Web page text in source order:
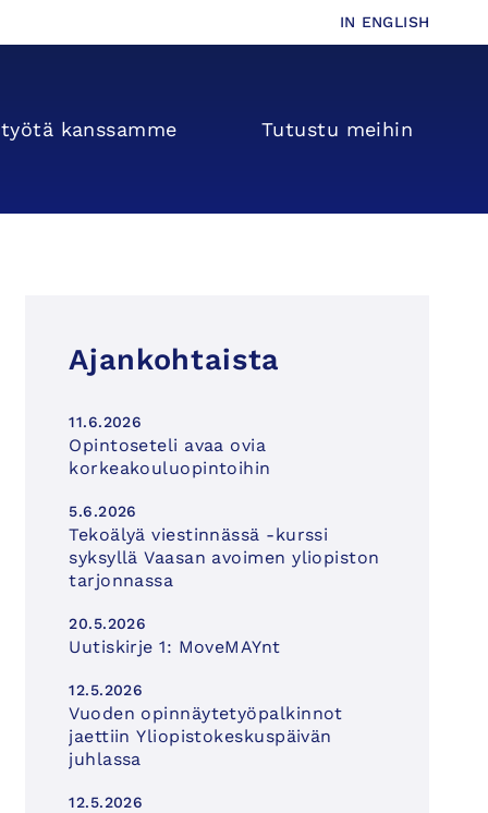
IN ENGLISH
kanssamme Tutustu meihin
Ajankohtaista
11.6.2026
Opintoseteli avaa ovia
korkeakouluopintoihin
5.6.2026
Tekoälyä viestinnässä -kurssi
syksyllä Vaasan avoimen yliopiston
tarjonnassa
20.5.2026
Uutiskirje 1: MoveMAYnt
12.5.2026
Vuoden opinnäytetyöpalkinnot
jaettiin Yliopistokeskuspäivän
juhlassa
12.5.2026